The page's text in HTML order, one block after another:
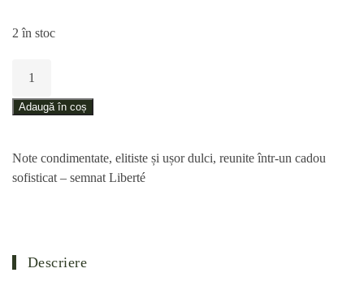
2 în stoc
cadou
Negru
și
Adaugă în coș
Note condimentate, elitiste și ușor dulci, reunite într-un cadou
sofisticat – semnat Liberté
Descriere